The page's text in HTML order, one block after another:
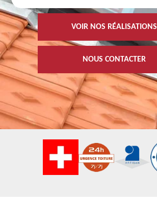
VOIR NOS RÉALISATIONS
NOUS CONTACTER